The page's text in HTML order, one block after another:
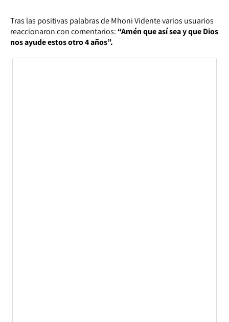
Tras las positivas palabras de Mhoni Vidente varios usuarios
reaccionaron con comentarios:“Amén que así sea y que Dios
nos ayude estos otro 4 años”.